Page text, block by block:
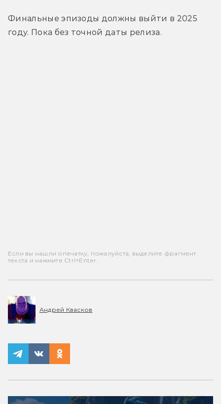
Финальные эпизоды должны выйти в 2025
году. Пока без точной даты релиза.
Если вы нашли опечатку, пожалуйста, выделите фрагмент
текста и нажмите Ctrl+Enter.
Андрей Квасков